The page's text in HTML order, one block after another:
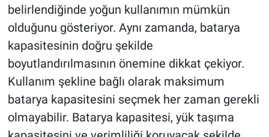
belirlendiğinde yoğun kullanımın mümkün
olduğunu gösteriyor. Aynı zamanda, batarya
kapasitesinin doğru şekilde
boyutlandırılmasının önemine dikkat çekiyor.
Kullanım şekline bağlı olarak maksimum
batarya kapasitesini seçmek her zaman gerekli
olmayabilir. Batarya kapasitesi, yük taşıma